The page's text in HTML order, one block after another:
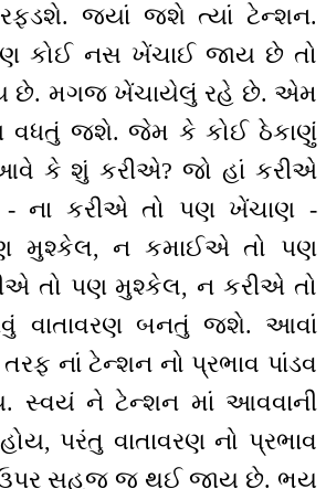
જ્યાં જશે ત્યાં ટેન્શન.
કોઈ નસ ખેંચાઈ જાય છે તો
છે. મગજ ખેંચાયેલું રહે છે. એમ
વધતું જશે. જેમ કે કોઈ ઠેકાણું
કે શું કરીએ? જો હાં કરીએ
ના કરીએ તો પણ ખેંચાણ -
મુશ્કેલ, ન કમાઈએ તો પણ
તો પણ મુશ્કેલ, ન કરીએ તો
વાતાવરણ બનતું જશે. આવાં
નાં ટેન્શન નો પ્રભાવ પાંડવ
સ્વયં ને ટેન્શન માં આવવાની
પરંતુ વાતાવરણ નો પ્રભાવ
સહજ જ થઈ જાય છે. ભય